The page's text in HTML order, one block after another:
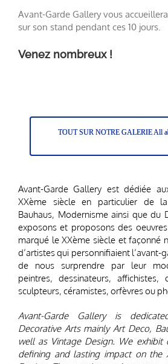
Avant-Garde Gallery vous
Avant-Garde Gallery est dédiée
XXème siècle en particulier de
Bauhaus, Modernisme ainsi que du
exposons et proposons des
marqué le XXème siècle et façonné
d’artistes qui personnifiaient l’avant-
de nous surprendre par leur
peintres, dessinateurs, affichistes,
Avant-Garde Gallery is
Decorative Arts mainly Art Deco,
well as Vintage Design. We exhibit